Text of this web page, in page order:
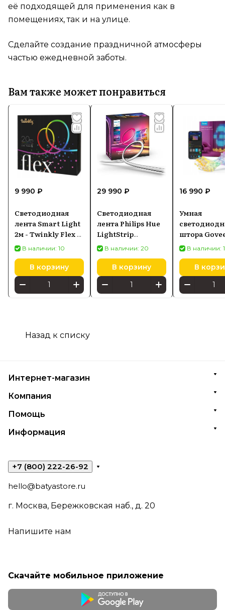
её подходящей для применения как в
помещениях, так и на улице.
Сделайте создание праздничной атмосферы
частью ежедневной заботы.
Вам также может понравиться
9 990 ₽
Светодиодная
лента Smart Light
2м - Twinkly Flex -
200 шт. RGB + BT +
Wi-Fi (
TWFL200STW-
WEU )
В наличии: 10
В корзину
29 990 ₽
Светодиодная
лента Philips Hue
LightStrip
Gradient for PC
для мониторов 32-
34 (929003498601)
В наличии: 20
В корзину
16 990 ₽
Умная
штора
RGB Smart
520
В наличии:
В
Назад к списку
Интернет-магазин
Компания
Помощь
Информация
+7 (800) 222-26-92
hello@batyastore.ru
г. Москва, Бережковская наб., д. 20
Напишите нам
Скачайте мобильное приложение